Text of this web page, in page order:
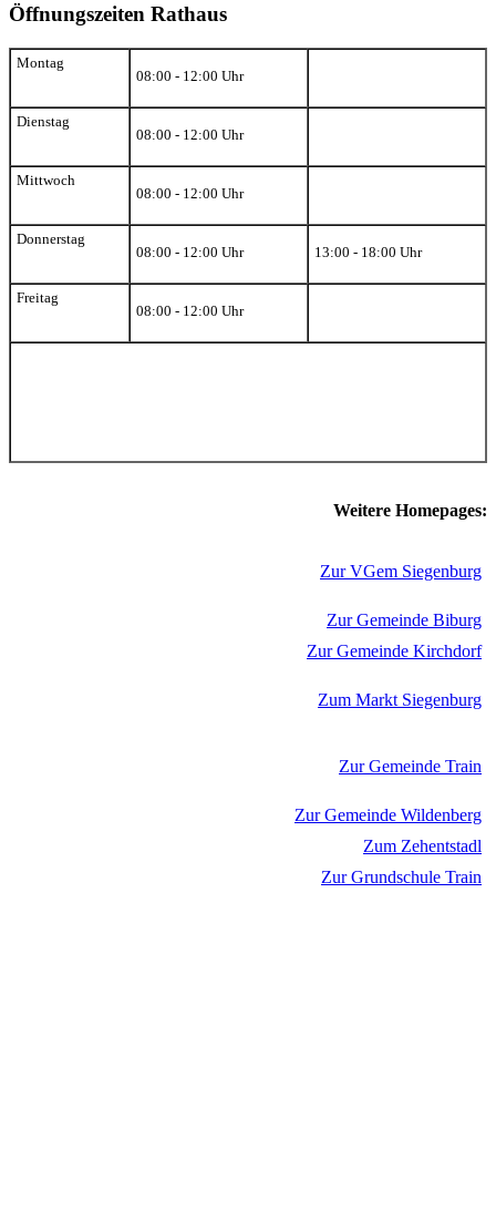
Öffnungszeiten Rathaus
Montag
08:00 - 12:00 Uhr
Dienstag
08:00 - 12:00 Uhr
Mittwoch
08:00 - 12:00 Uhr
Donnerstag
08:00 - 12:00 Uhr
13:00 - 18:00 Uhr
Freitag
08:00 - 12:00 Uhr
Weitere Homepages:
Zur VGem Siegenburg
Zur Gemeinde Biburg
Zur Gemeinde Kirchdorf
Zum Markt Siegenburg
Zur Gemeinde Train
Zur Gemeinde Wildenberg
Zum Zehentstadl
Zur Grundschule Train